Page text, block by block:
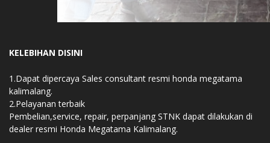
KELEBIHAN DISINI
1.Dapat dipercaya Sales consultant resmi honda megatama
kalimalang.
2.Pelayanan terbaik
Pembelian,service, repair, perpanjang STNK dapat dilakukan di
dealer resmi Honda Megatama Kalimalang.